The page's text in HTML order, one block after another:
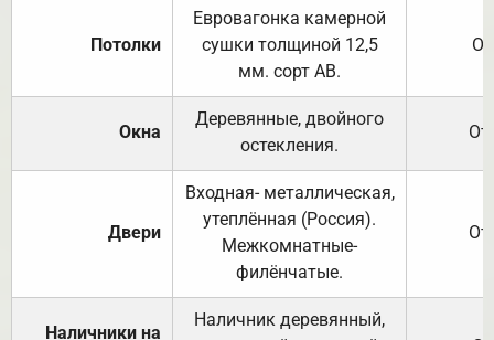
Потолки
Евровагонка камерной
сушки толщиной 12,5
мм. сорт АВ.
Окна
Деревянные, двойного
остекления.
Двери
Входная- металлическая,
утеплённая (Россия).
Межкомнатные-
филёнчатые.
Наличники на
Наличник деревянный,